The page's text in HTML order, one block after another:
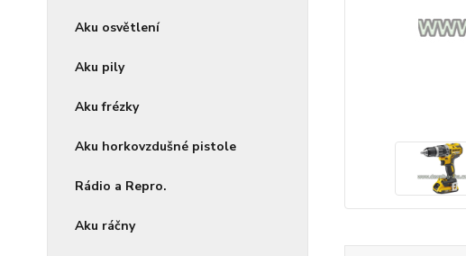
Aku osvětlení
Aku pily
Aku frézky
Aku horkovzdušné pistole
Rádio a Repro.
Aku ráčny